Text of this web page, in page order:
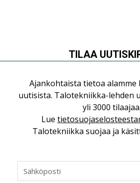
Puheista tekoihin – uusin
käyttöön kiinteistöissä
KOLUMNI
Yli miljoona kotia on vailla
TILAA
Ajankohtaista tietoa alamme
uutisista. Talotekniikka-lehden
yli 3000 tilaajaa.
Lue
Talotekniikka suojaa ja